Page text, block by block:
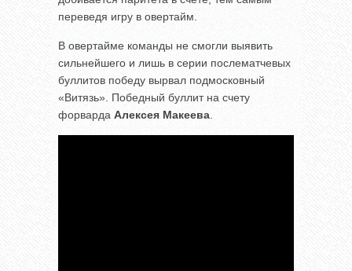
переведя игру в овертайм.
В овертайме команды не смогли выявить
сильнейшего и лишь в серии послематчевых
буллитов победу вырвал подмосковный
«Витязь». Победный буллит на счету
форварда Алексея Макеева